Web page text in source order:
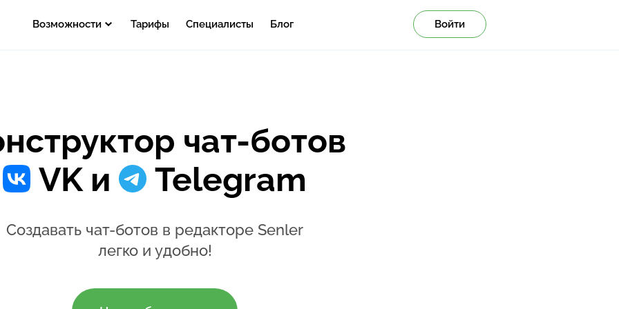
Возможности Тарифы Специалисты Блог Войти
чат-ботов
VK и
Telegram
Создавать чат-ботов в редакторе Senler
легко и удобно!